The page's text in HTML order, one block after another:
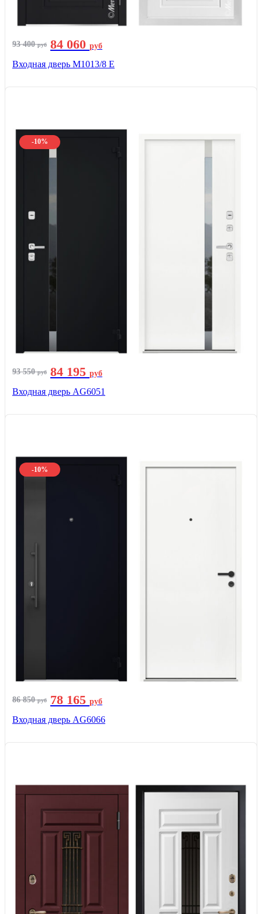
93 400руб 84 060 руб
Входная дверь М1013/8 E
-10%
93 550руб 84 195 руб
Входная дверь AG6051
-10%
86 850руб 78 165 руб
Входная дверь AG6066